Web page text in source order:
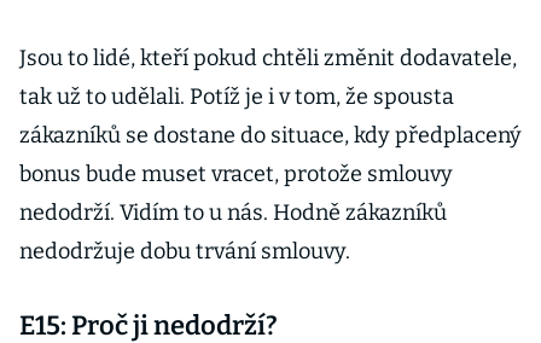
Jsou to lidé, kteří pokud chtěli změnit dodavatele,
tak už to udělali. Potíž je i v tom, že spousta
zákazníků se dostane do situace, kdy předplacený
bonus bude muset vracet, protože smlouvy
nedodrží. Vidím to u nás. Hodně zákazníků
nedodržuje dobu trvání smlouvy.
E15: Proč ji nedodrží?